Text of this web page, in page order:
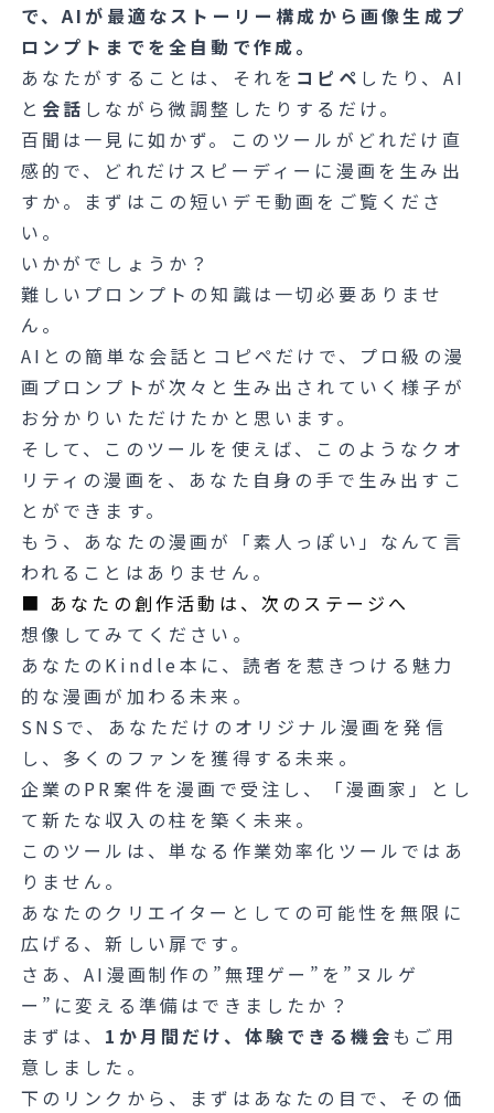
で、AIが最適なストーリー構成から画像生成プ
ロンプトまでを全自動で作成。
あなたがすることは、それを コピペ したり、AI
と 会話 しながら微調整したりするだけ。
百聞は一見に如かず。このツールがどれだけ直
感的で、どれだけスピーディーに漫画を生み出
すか。まずはこの短いデモ動画をご覧くださ
い。
いかがでしょうか？
難しいプロンプトの知識は一切必要ありませ
ん。
AIとの簡単な会話とコピペだけで、プロ級の漫
画プロンプトが次々と生み出されていく様子が
お分かりいただけたかと思います。
そして、このツールを使えば、このようなクオ
リティの漫画を、あなた自身の手で生み出すこ
とができます。
もう、あなたの漫画が「素人っぽい」なんて言
われることはありません。
■ あなたの創作活動は、次のステージへ
想像してみてください。
あなたのKindle本に、読者を惹きつける魅力
的な漫画が加わる未来。
SNSで、あなただけのオリジナル漫画を発信
し、多くのファンを獲得する未来。
企業のPR案件を漫画で受注し、「漫画家」とし
て新たな収入の柱を築く未来。
このツールは、単なる作業効率化ツールではあ
りません。
あなたのクリエイターとしての可能性を無限に
広げる、新しい扉です。
さあ、AI漫画制作の”無理ゲー”を”ヌルゲ
ー”に変える準備はできましたか？
まずは、 1か月間だけ、体験できる機会もご用
意しました。
下のリンクから、まずはあなたの目で、その価